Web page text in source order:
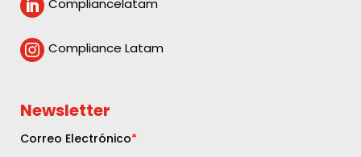
 Compliancelatam
 Compliance Latam
Newsletter